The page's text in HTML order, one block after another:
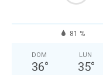
81 %
DOM
36°
LUN
35°